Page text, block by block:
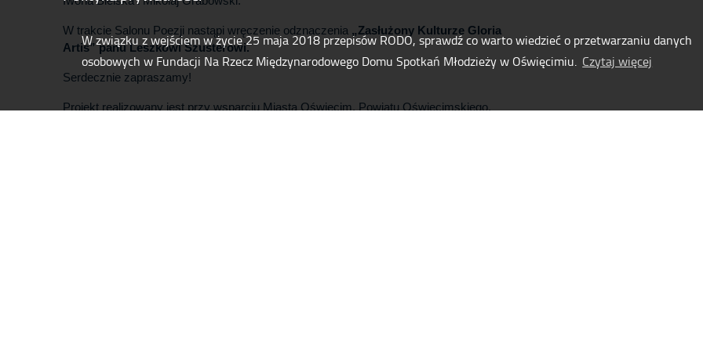
W związku z wejściem w życie 25 maja 2018 przepisów RODO, sprawdź co warto wiedzieć o przetwarzaniu danych
osobowych w Fundacji Na Rzecz Międzynarodowego Domu Spotkań Młodzieży w Oświęcimiu. Czytaj więcej
W trakcie Salonu Poezji nastąpi wręczenie odznaczenia „Zasłużony Kulturze Gloria
Artis” panu Leszkowi Szusterowi.
Serdecznie zapraszamy!
Projekt realizowany jest przy wsparciu Miasta Oświęcim, Powiatu Oświęcimskiego,